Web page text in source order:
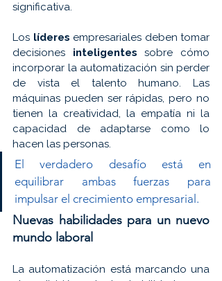
significativa.
Los líderes empresariales deben tomar
decisiones inteligentes sobre cómo
incorporar la automatización sin perder
de vista el talento humano. Las
máquinas pueden ser rápidas, pero no
tienen la creatividad, la empatía ni la
capacidad de adaptarse como lo
hacen las personas.
El verdadero desafío está en
equilibrar ambas fuerzas para
impulsar el crecimiento empresarial.
Nuevas habilidades para un nuevo
mundo laboral
La automatización está marcando una